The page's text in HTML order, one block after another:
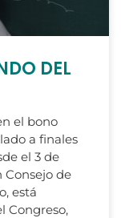
DEL
el bono
a finales
el 3 de
Consejo de
está
Congreso,